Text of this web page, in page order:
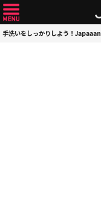
手洗いをしっかりしよう！Japaaan